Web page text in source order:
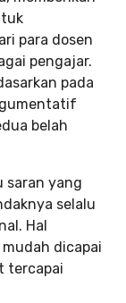
para dosen
pengajar.
pada
belah
saran yang
selalu
Hal
dicapai
tercapai